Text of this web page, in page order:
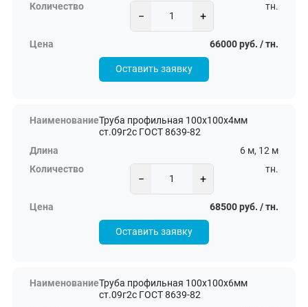
− +
тн.
66000 руб. / тн.
Оставить заявку
Труба профильная 100х100х4мм
ст.09г2с ГОСТ 8639-82
6 м, 12 м
− +
тн.
68500 руб. / тн.
Оставить заявку
Труба профильная 100х100х6мм
ст.09г2с ГОСТ 8639-82